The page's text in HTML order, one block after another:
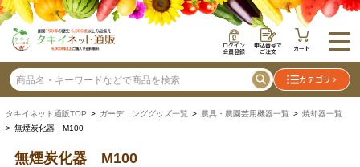
ログイン
会員登録
申込番号で
ご注文 カート
カテゴリ
タキイネット通販TOP > ガーデニンググッズ一覧 > 農具・農園芸用機器一覧 > 焼却器一覧
> 無煙炭化器 M100
無煙炭化器 M100